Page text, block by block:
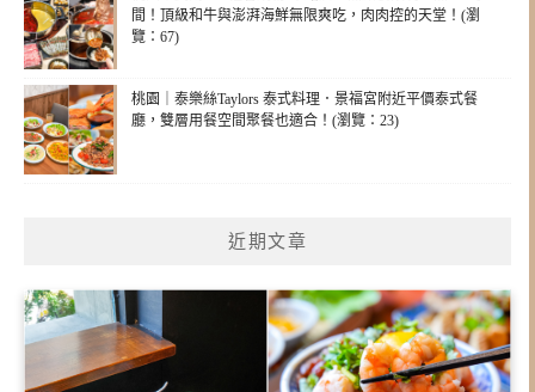
間！頂級和牛與澎湃海鮮無限爽吃，肉肉控的天堂！(瀏
覽：67)
桃園｜泰樂絲Taylors 泰式料理．景福宮附近平價泰式餐
廳，雙層用餐空間聚餐也適合！(瀏覽：23)
近期文章